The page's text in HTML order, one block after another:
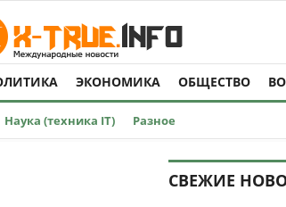
ЭКОНОМИКА ОБЩЕСТВО
Наука (техника IT) Разное
СВЕЖИЕ